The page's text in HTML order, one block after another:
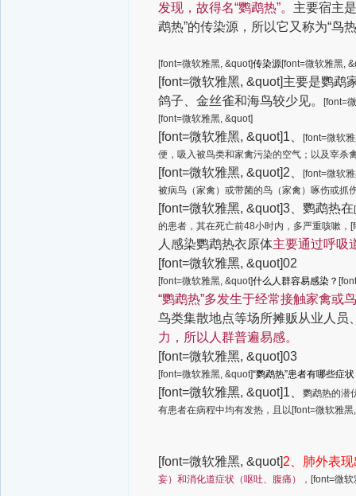
发现，故得名“鹦鹉热”。 主要宿主
鹉热”的传染源，所以它又称为“鸟
[font=微软雅黑, &quot]传染源[font=微软雅黑,
[font=微软雅黑, &quot]主要是鹦鹉
鸽子、金丝雀和海鸟较少见。
[font=
[font=微软雅黑, &quot]
[font=微软雅黑, &quot]1、
[font=微软
便，吸入被鸟类和家禽污染的空气；以及宰杀
[font=微软雅黑, &quot]2、
[font=微软
被病鸟（家禽）或带菌的鸟（家禽）啄伤或抓
[font=微软雅黑, &quot]3、鹦鹉热在
的患者，其在死亡前48小时内，多严重咳嗽，
人感染鹦鹉热衣原体主要通过呼吸
[font=微软雅黑, &quot]02
[font=微软雅黑, &quot]什么人群容易感染？
“鹦鹉热”多发生于经常接触家禽或
鸟类集散地点等场所摊贩从业人员
力，所以人群普遍易感。
[font=微软雅黑, &quot]03
[font=微软雅黑, &quot]“鹦鹉热”患者有哪些症
[font=微软雅黑, &quot]1、
鹦鹉热的潜
有患者在病程中均有发热，且以[font=微软雅黑
[font=微软雅黑, &quot]2、肺外表
妄）和消化道症状（呕吐、腹痛）， [font=微